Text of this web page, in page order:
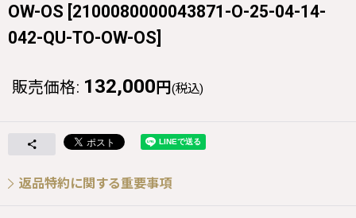
OW-OS [2100080000043871-O-25-04-14-
042-QU-TO-OW-OS]
販売価格: 132,000円(税込)
返品特約に関する重要事項